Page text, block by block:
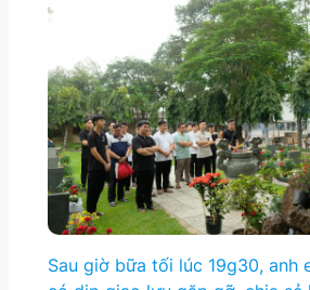
Sau giờ bữa tối lúc 19g30, anh